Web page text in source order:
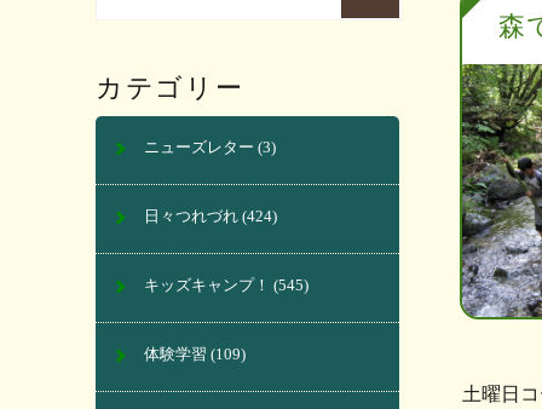
森
土曜日
カテゴリー
ニューズレター (3)
日々つれづれ (424)
キッズキャンプ！ (545)
体験学習 (109)